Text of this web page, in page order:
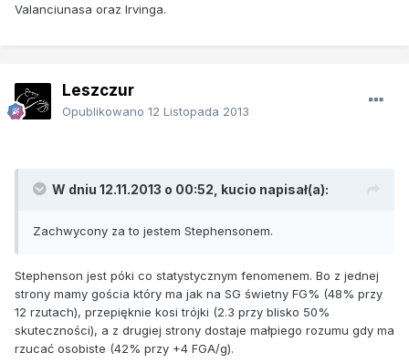
Valanciunasa oraz Irvinga.
Leszczur
Opublikowano 12 Listopada 2013
W dniu 12.11.2013 o 00:52, kucio napisał(a):
Zachwycony za to jestem Stephensonem.
Stephenson jest póki co statystycznym fenomenem. Bo z jednej
strony mamy gościa który ma jak na SG świetny FG% (48% przy
12 rzutach), przepięknie kosi trójki (2.3 przy blisko 50%
skuteczności), a z drugiej strony dostaje małpiego rozumu gdy ma
rzucać osobiste (42% przy +4 FGA/g).